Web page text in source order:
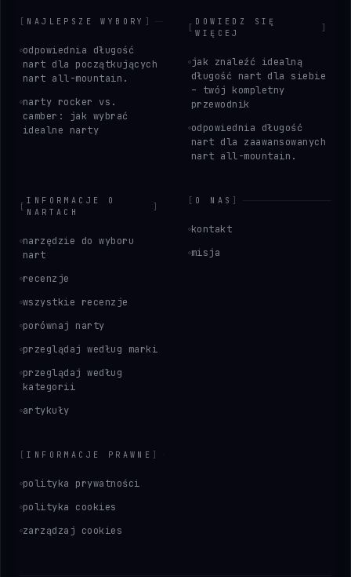
NAJLEPSZE WYBORY
odpowiednia długość
nart dla początkujących
nart all-mountain.
narty rocker vs.
camber: jak wybrać
idealne narty
[
DOWIEDZ SIĘ
WIĘCEJ
]
jak znaleźć idealną
długość nart dla siebie
– twój kompletny
przewodnik
odpowiednia długość
nart dla zaawansowanych
nart all-mountain.
[
INFORMACJE O
NARTACH
]
narzędzie do wyboru
nart
recenzje
wszystkie recenzje
porównaj narty
przeglądaj według marki
przeglądaj według
kategorii
artykuły
O NAS
kontakt
misja
[INFORMACJE PRAWNE
polityka prywatności
polityka cookies
zarządzaj cookies